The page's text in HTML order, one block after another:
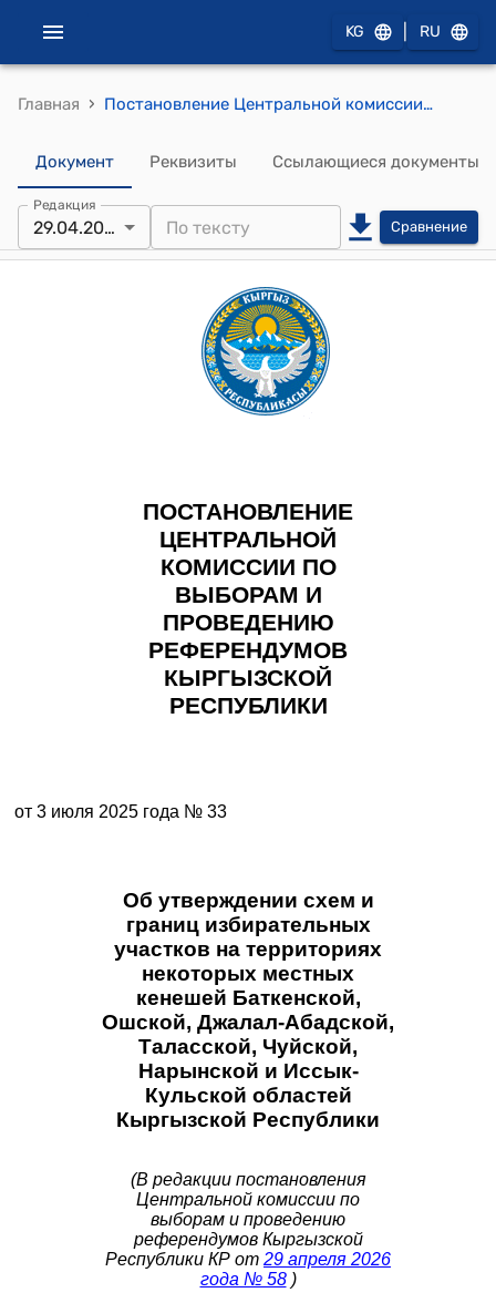
KG RU
Главная › Постановление Центральной комиссии по выборам и проведению референдумов КР от 3 июля 2025 года № 33 "Об утверждении схем и границ избирательных участков на территориях некоторых местных кенешей Баткенской, Ошской, Джалал-Абадской, Таласской, Чуйской, Нарынской и Иссык-Кульской областей Кыргызской Республики"
Документ Реквизиты Ссылающиеся документы
Редакция
29.04.2026 Сравнение